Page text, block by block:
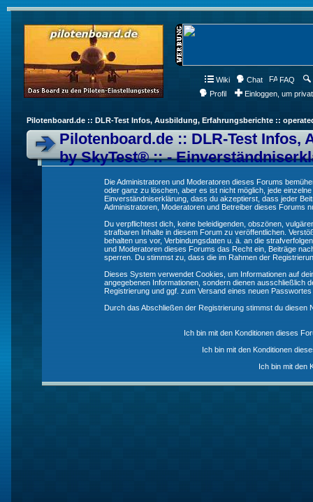
Wiki Chat FAQ
Profil
Einloggen, um
Pilotenboard.de :: DLR-Test Infos, Ausbildung, Erfahrungsberichte ::
Pilotenboard.de :: DLR-Test
by SkyTest® :: -
Die Administratoren und Moderatoren dieses Forums
oder ganz zu löschen, aber es ist nicht möglich, jede
Einverständniserklärung, dass du akzeptierst, dass jeder
Administratoren, Moderatoren und Betreiber dieses Forums
Du verpflichtest dich, keine beleidigenden, obszönen,
strafbaren Inhalte in diesem Forum zu veröffentlichen.
behalten uns vor, Verbindungsdaten u. ä. an die
und Moderatoren dieses Forums das Recht ein, Beiträge
sperren. Du stimmst zu, dass die im Rahmen der
Dieses System verwendet Cookies, um Informationen auf
angegebenen Informationen, sondern dienen ausschließlich
Registrierung und ggf. zum Versand eines neuen
Durch das Abschließen der Registrierung stimmst du diesen
Ich bin mit den Konditionen dieses
Ich bin mit den Konditionen
Ich bin mit den